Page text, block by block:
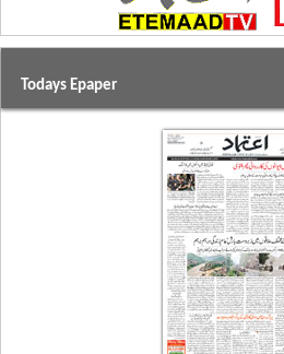
Todays Epaper